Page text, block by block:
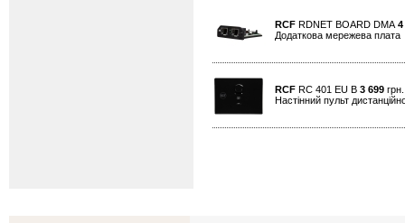
RCF RDNET BOARD DMA 4
Додаткова мережева плата
RCF RC 401 EU B 3 699
Настінний пульт